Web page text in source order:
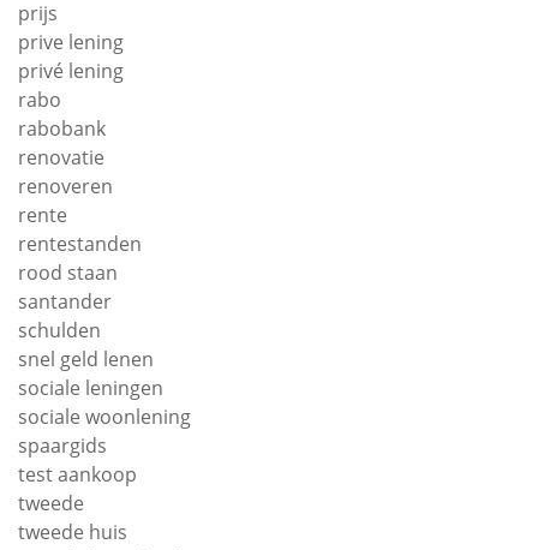
prijs
prive lening
privé lening
rabo
rabobank
renovatie
renoveren
rente
rentestanden
rood staan
santander
schulden
snel geld lenen
sociale leningen
sociale woonlening
spaargids
test aankoop
tweede
tweede huis